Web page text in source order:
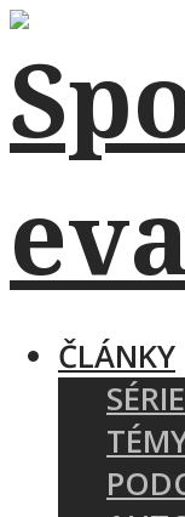
ČLÁNKY
SÉRIE